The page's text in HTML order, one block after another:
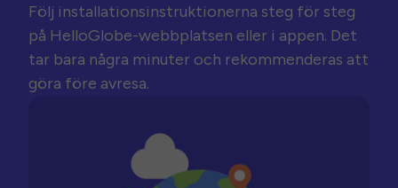
Följ installationsinstruktionerna steg för steg
på HelloGlobe-webbplatsen eller i appen. Det
tar bara några minuter och rekommenderas att
göra före avresa.